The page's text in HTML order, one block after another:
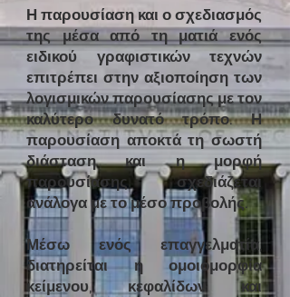
Η παρουσίαση και ο σχεδιασμός
της μέσα από τη ματιά ενός
ειδικού γραφιστικών τεχνών
επιτρέπει στην αξιοποίηση των
λογισμικών παρουσίασης με τον
καλύτερο δυνατό τρόπο. Η
παρουσίαση αποκτά τη σωστή
διάσταση και η μορφή
παρουσίασης σχεδιάζεται
ανάλογα με το μέσο προβολής.
Μέσω ενός επαγγελματία,
διατηρείται η ομοιομορφία
κείμενου, κεφαλίδων και